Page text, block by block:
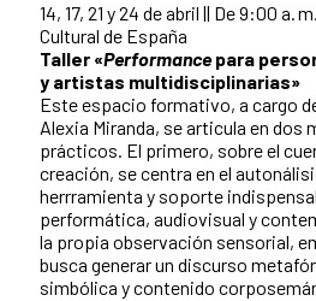
14, 17, 21 y 24 de abril || De 9:00 a.
Cultural de España
Taller «Performancepara
y artistas multidisciplinarias»
Este espacio formativo, a cargo
Alexia Miranda, se articula en dos
prácticos. El primero, sobre el
creación, se centra en el
herrramienta y soporte
performática, audiovisual y
la propia observación sensorial,
busca generar un discurso
simbólica y contenido